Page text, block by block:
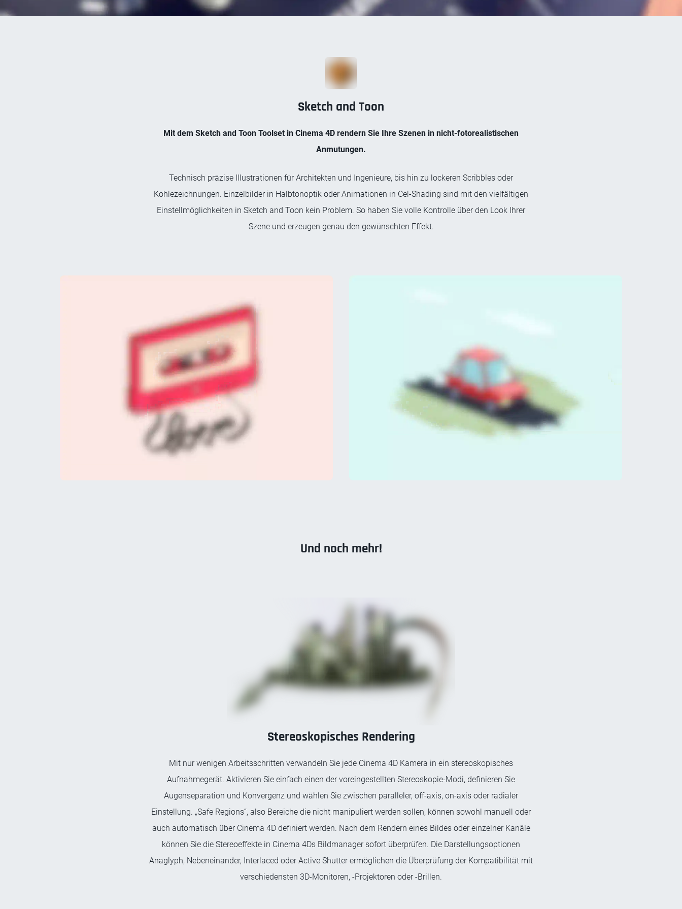
Sketch and Toon
Mit dem Sketch and Toon Toolset in Cinema 4D rendern Sie Ihre Szenen in nicht-fotorealistischen
Anmutungen.
Technisch präzise Illustrationen für Architekten und Ingenieure, bis hin zu lockeren Scribbles oder
Kohlezeichnungen. Einzelbilder in Halbtonoptik oder Animationen in Cel-Shading sind mit den vielfältigen
Einstellmöglichkeiten in Sketch and Toon kein Problem. So haben Sie volle Kontrolle über den Look Ihrer
Szene und erzeugen genau den gewünschten Effekt.
Und noch mehr!
Stereoskopisches Rendering
Mit nur wenigen Arbeitsschritten verwandeln Sie jede Cinema 4D Kamera in ein stereoskopisches
Aufnahmegerät. Aktivieren Sie einfach einen der voreingestellten Stereoskopie-Modi, definieren Sie
Augenseparation und Konvergenz und wählen Sie zwischen paralleler, off-axis, on-axis oder radialer
Einstellung. „Safe Regions“, also Bereiche die nicht manipuliert werden sollen, können sowohl manuell oder
auch automatisch über Cinema 4D definiert werden. Nach dem Rendern eines Bildes oder einzelner Kanäle
können Sie die Stereoeffekte in Cinema 4Ds Bildmanager sofort überprüfen. Die Darstellungsoptionen
Anaglyph, Nebeneinander, Interlaced oder Active Shutter ermöglichen die Überprüfung der Kompatibilität mit
verschiedensten 3D-Monitoren, -Projektoren oder -Brillen.